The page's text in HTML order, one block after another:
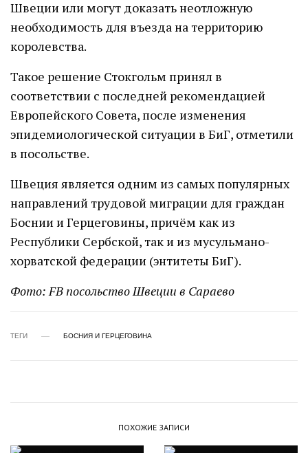
Швеции или могут доказать неотложную
необходимость для въезда на территорию
королевства.
Такое решение Стокгольм принял в
соответствии с последней рекомендацией
Европейского Совета, после изменения
эпидемиологической ситуации в БиГ, отметили
в посольстве.
Швеция является одним из самых популярных
направлений трудовой миграции для граждан
Боснии и Герцеговины, причём как из
Республики Сербской, так и из мусульмано-
хорватской федерации (энтитеты БиГ).
Фото: FB посольство Швеции в Сараево
ТЕГИ БОСНИЯ И ГЕРЦЕГОВИНА
ПОХОЖИЕ ЗАПИСИ